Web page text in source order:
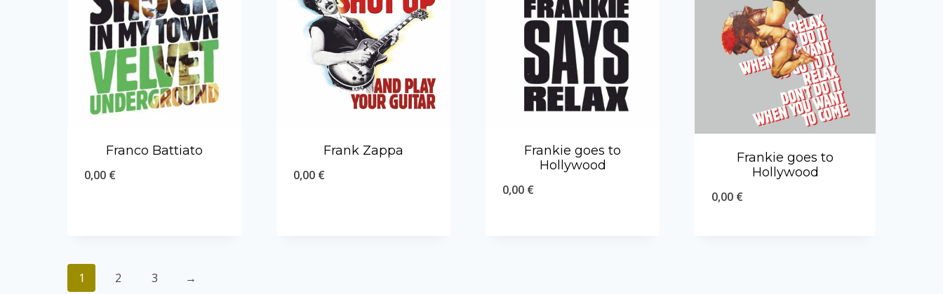
Franco Battiato
0,00 €
Frank Zappa
0,00 €
Frankie goes to
Hollywood
0,00 €
Frankie goes to
Hollywood
0,00 €
1 2 3 →